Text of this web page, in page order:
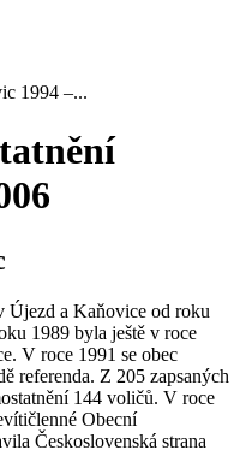
1994 –...
Újezd a Kaňovice od roku
1989 byla ještě v roce
V roce 1991 se obec
referenda. Z 205 zapsaných
144 voličů. V roce
Obecní
Československá strana